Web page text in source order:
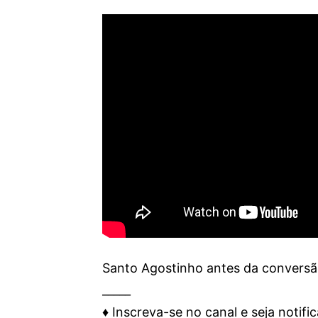
Santo Agostinho antes da
♦️ Inscreva-se no canal e seja